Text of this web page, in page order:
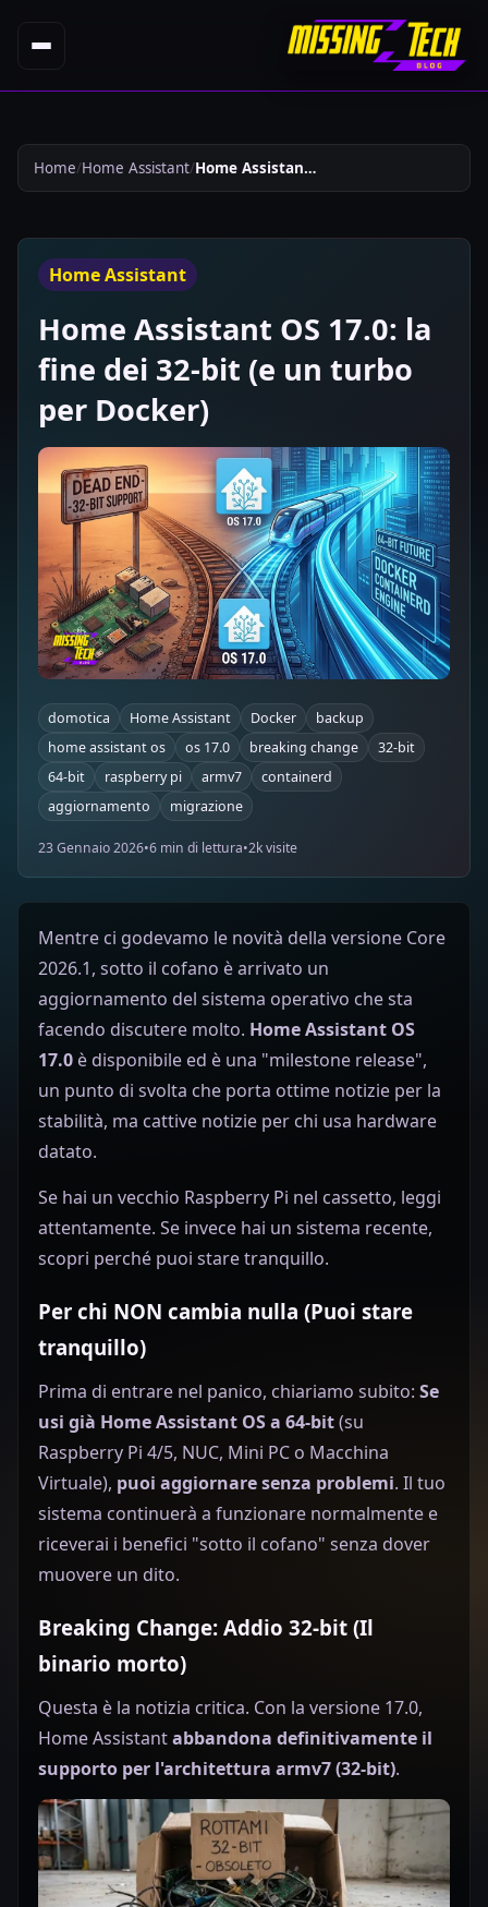
Home Home Assistant Home Assistant Os 170 La Fine Dei 32 Bit E Un Turbo Per Docker 1045
Home Assistant
Home Assistant OS 17.0: la
fine dei 32-bit (e un turbo
per Docker)
domotica Home Assistant Docker
backup
home assistant os
os 17.0 breaking change
32-bit
64-bit
raspberry pi armv7
containerd
aggiornamento
migrazione
23 Gennaio 2026•6 min di lettura•2k visite
Mentre ci godevamo le novità della versione Core
2026.1, sotto il cofano è arrivato un
aggiornamento del sistema operativo che sta
facendo discutere molto. Home Assistant OS
17.0 è disponibile ed è una "milestone release",
un punto di svolta che porta ottime notizie per la
stabilità, ma cattive notizie per chi usa hardware
datato.
Se hai un vecchio Raspberry Pi nel cassetto, leggi
attentamente. Se invece hai un sistema recente,
scopri perché puoi stare tranquillo.
Per chi NON cambia nulla (Puoi stare
tranquillo)
Prima di entrare nel panico, chiariamo subito: Se
usi già Home Assistant OS a 64-bit(su
Raspberry Pi 4/5, NUC, Mini PC o Macchina
Virtuale), puoi aggiornare senza problemi. Il tuo
sistema continuerà a funzionare normalmente e
riceverai i benefici "sotto il cofano" senza dover
muovere un dito.
Breaking Change: Addio 32-bit (Il
binario morto)
Questa è la notizia critica. Con la versione 17.0,
Home Assistantabbandona definitivamente il
supporto per l'architettura armv7 (32-bit).